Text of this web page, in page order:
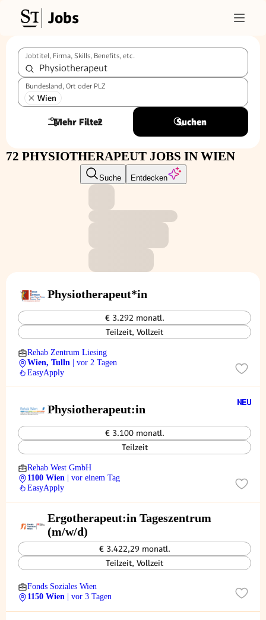
Jobs
Jobtitel, Firma, Skills, Benefits, etc.
Bundesland, Ort oder PLZ
Wien
Mehr Filter
2 Suchen
72 PHYSIOTHERAPEUT JOBS IN WIEN
Suche Entdecken
Physiotherapeut*in
€ 3.292 monatl.
Teilzeit, Vollzeit
Rehab Zentrum Liesing
Wien, Tulln
| vor 2 Tagen
EasyApply
Physiotherapeut:in
€ 3.100 monatl.
Teilzeit
Rehab West GmbH
1100 Wien
| vor einem Tag
EasyApply
Ergotherapeut:in Tageszentrum
(m/w/d)
€ 3.422,29 monatl.
Teilzeit, Vollzeit
Fonds Soziales Wien
1150 Wien
| vor 3 Tagen